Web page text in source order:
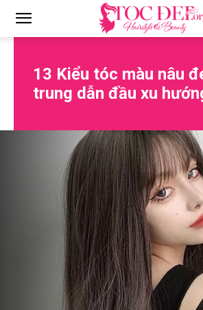
13 Kiểu tóc màu nâu
trung dẫn đầu xu